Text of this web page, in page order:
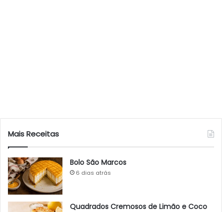
Mais Receitas
Bolo São Marcos
6 dias atrás
Quadrados Cremosos de Limão e Coco